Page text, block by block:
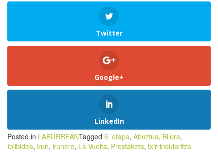
Twitter
Google+
LinkedIn
Posted in LABURREANTagged 5. etapa, Abuztua, Bilera,
Ibilbidea, irun, irunero, La Vuelta, Prestaketa, txirrindularitza